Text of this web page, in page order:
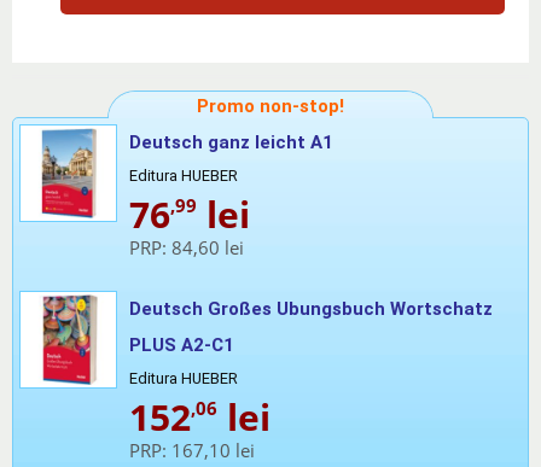
Promo non-stop!
Deutsch ganz leicht A1
Editura HUEBER
76,99 lei
PRP: 84,60 lei
Deutsch Großes Ubungsbuch Wortschatz
PLUS A2-C1
Editura HUEBER
152,06 lei
PRP: 167,10 lei